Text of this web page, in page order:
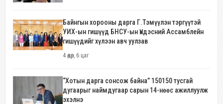
Байнгын хорооны дарга Г.Тэмүүлэн тэргүүтэй
УИХ-ын гишүүд БНСУ-ын Үндэсний Ассамблейн
гишүүдийг хүлээн авч уулзав
4 өдөр, 6 цаг
“Хотын дарга сонсож байна” 150150 тусгай
дугаарыг наймдугаар сарын 14-нөөс ажиллуулж
эхэлнэ